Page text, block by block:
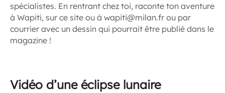
spécialistes. En rentrant chez toi, raconte ton aventure
à Wapiti, sur ce site ou à wapiti@milan.fr ou par
courrier avec un dessin qui pourrait être publié dans le
magazine !
Vidéo d’une éclipse lunaire